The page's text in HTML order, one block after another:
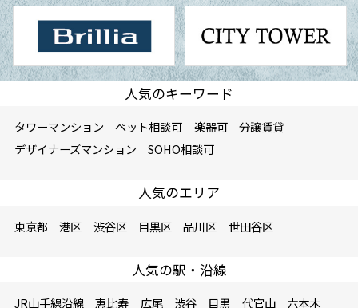
人気のキーワード
タワーマンション ペット相談可 楽器可
分譲賃貸
デザイナーズマンション
SOHO相談可
人気のエリア
東京都 港区 渋谷区 目黒区 品川区 世田谷区
人気の駅・沿線
JR山手線沿線 恵比寿 広尾 渋谷 目黒 代官山
六本木